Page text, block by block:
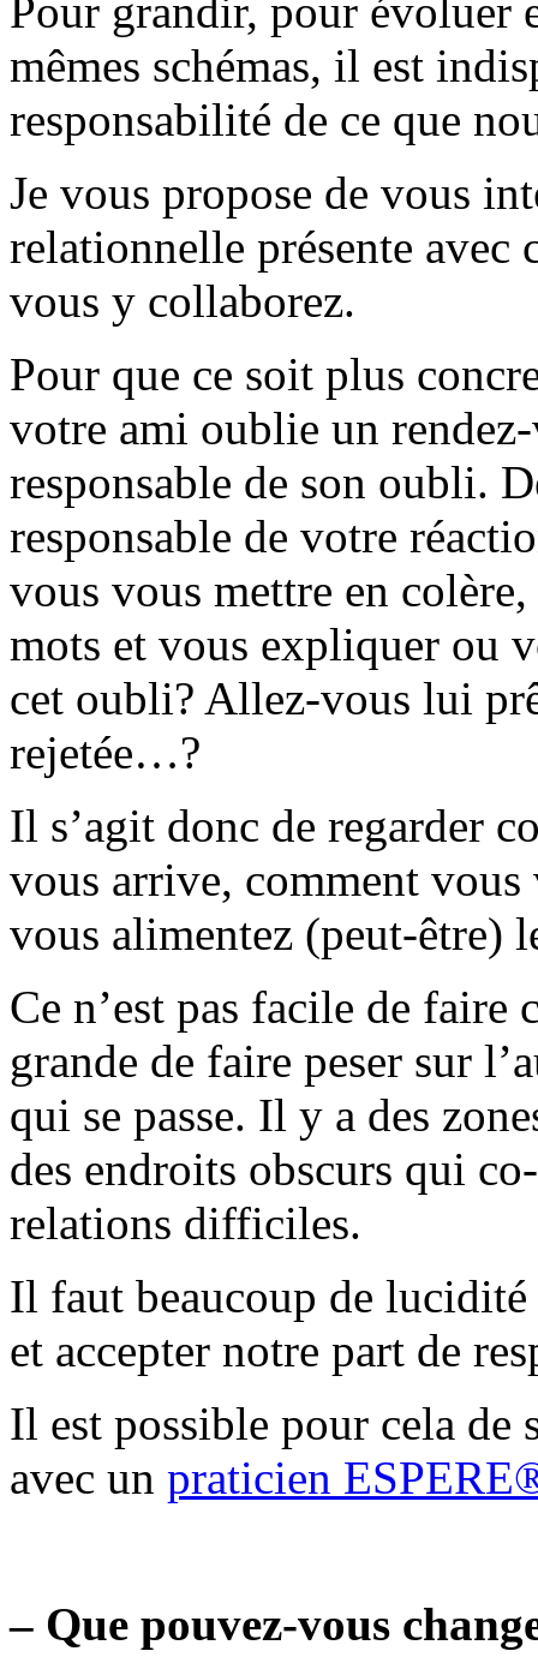
Pour grandir, pour évoluer
mêmes schémas, il est
responsabilité de ce que
Je vous propose de vous
relationnelle présente avec
vous y collaborez.
Pour que ce soit plus
votre ami oublie un
responsable de son oubli.
responsable de votre
vous vous mettre en
mots et vous expliquer ou
cet oubli? Allez-vous lui
rejetée…?
Il s’agit donc de regarder
vous arrive, comment
vous alimentez (peut-être)
Ce n’est pas facile de
grande de faire peser sur
qui se passe. Il y a des
des endroits obscurs qui
relations difficiles.
Il faut beaucoup de lucidité
et accepter notre part de
Il est possible pour cela de
avec un praticien
– Que pouvez-vous